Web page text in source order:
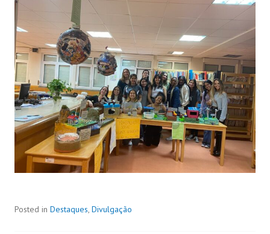
Posted in Destaques, Divulgação